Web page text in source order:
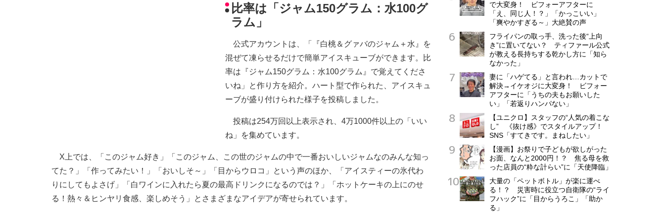
比率は「ジャム150グラム：水100グ
ラム」
公式アカウントは、「『白桃＆グァバのジャム＋水』を
混ぜて凍らせるだけで簡単アイスキューブができます。比
率は『ジャム150グラム：水100グラム』で覚えてくださ
いね」と作り方を紹介。ハート型で作られた、アイスキュ
ーブが盛り付けられた様子を投稿しました。
投稿は254万回以上表示され、4万1000件以上の「いい
ね」を集めています。
X上では、「このジャム好き」「このジャム、この世のジャムの中で一番おいしいジャムなのみんな知っ
てた？」「作ってみたい！」「おいしそ～」「目からウロコ」という声のほか、「アイスティーの氷代わ
りにしてもよさげ」「白ワインに入れたら夏の最高ドリンクになるのでは？」「ホットケーキの上にのせ
る！熱々＆ヒンヤリ食感、楽しめそう」とさまざまなアイデアが寄せられています。
で大変身！ ビフォーアフターに
「え、同じ人！？」「かっこいい」
「爽やかすぎる～」大絶賛の声
フライパンの取っ手、洗った後“上向
き”に置いてない？ ティファール公式
が教える長持ちする乾かし方に「知ら
なかった」
妻に「ハゲてる」と言われ…カットで
解決→イケオジに大変身！ ビフォー
アフターに「うちの夫もお願いした
い」「若返りハンパない」
【ユニクロ】スタッフの“人気の着こな
し” 《抜け感》でスタイルアップ！
SNS「すてきです。まねしたい」
【漫画】お祭りで子どもが欲しがった
お面、なんと2000円！？ 焦る母を救
った店員の“粋な計らい”に「天使降臨」
大量の「ペットボトル」が楽に運べ
る！？ 災害時に役立つ自衛隊の“ライ
フハック”に「目からうろこ」「助か
る」